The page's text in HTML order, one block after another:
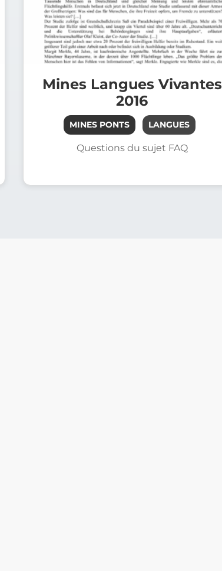
Mines Langues Vivantes
2016
MINES PONTS LANGUES
Questions du sujet FAQ